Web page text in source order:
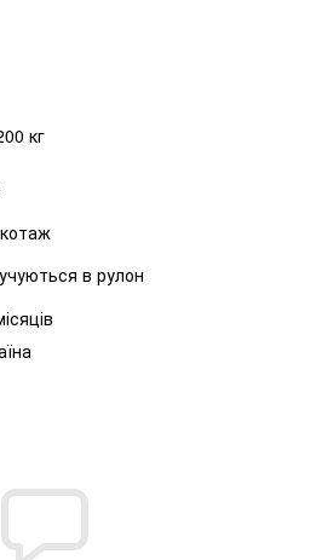
кг
в рулон